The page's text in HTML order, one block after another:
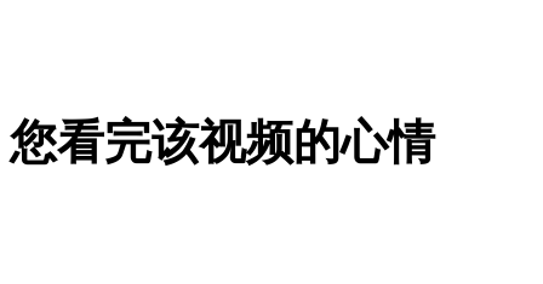
您看完该视频的心情